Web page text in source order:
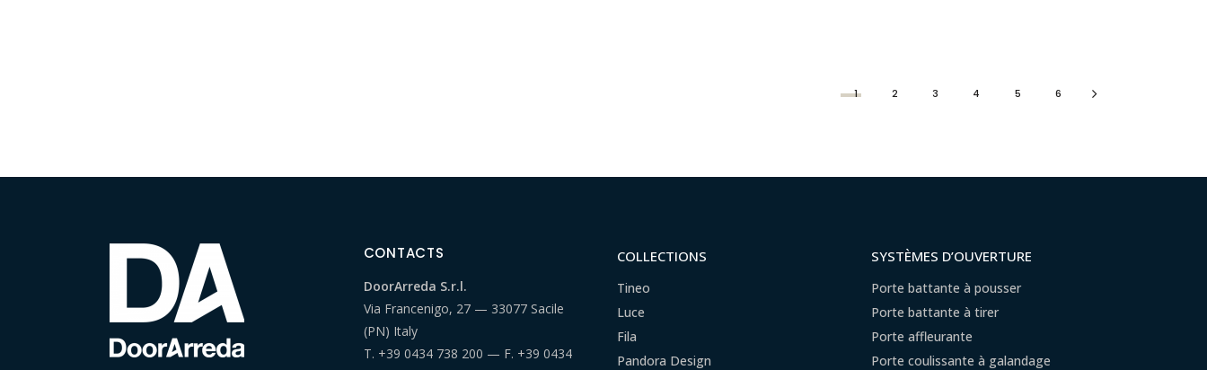
1 2 3 4 5 6
CONTACTS
DoorArreda S.r.l.
Via Francenigo, 27 — 33077 Sacile
(PN) Italy
T. +39 0434 738 200 — F. +39 0434
COLLECTIONS
Tineo
Luce
Fila
Pandora Design
SYSTÈMES D’OUVERTURE
Porte battante à pousser
Porte battante à tirer
Porte affleurante
Porte coulissante à galandage